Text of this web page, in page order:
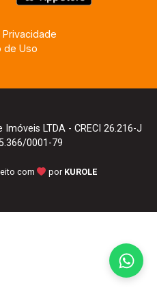
de Uso
LTDA - CRECI 26.216-J
0001-79
com por KUROLE